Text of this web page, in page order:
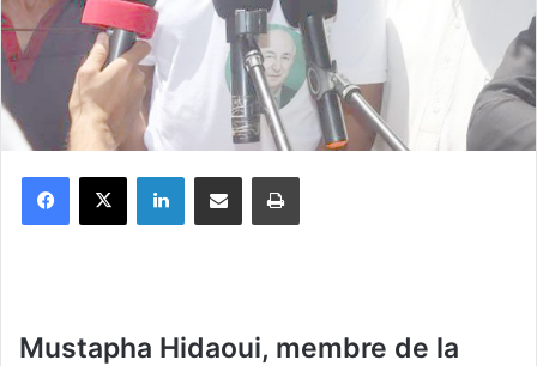
Mustapha Hidaoui, membre de la